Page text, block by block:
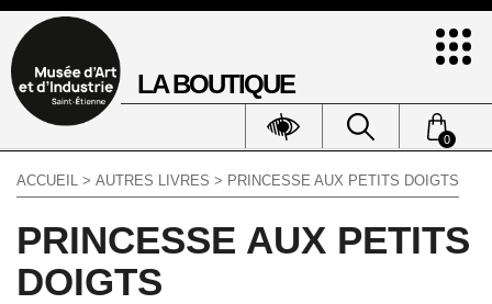
LA BOUTIQUE
0
ACCUEIL > AUTRES LIVRES > PRINCESSE AUX PETITS DOIGTS
PRINCESSE AUX PETITS
DOIGTS